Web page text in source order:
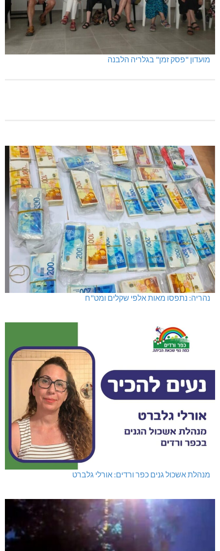
מועדון "פסק זמן" בגלריה הלבנה
נהריה: נתפסו מאות אלפי שקלים ומט"ח
מנהלת אשכול גנים כפר ורדים: אורלי גלברט